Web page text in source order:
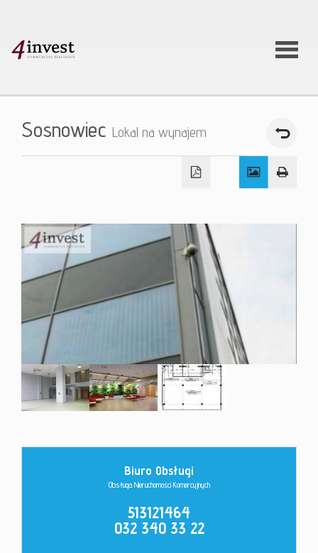
O firmie
Sosnowiec Lokal na wynajem
Biuro Obsługi
Obsługa Nieruchomości Komercyjnych
513121464
032 340 33 22